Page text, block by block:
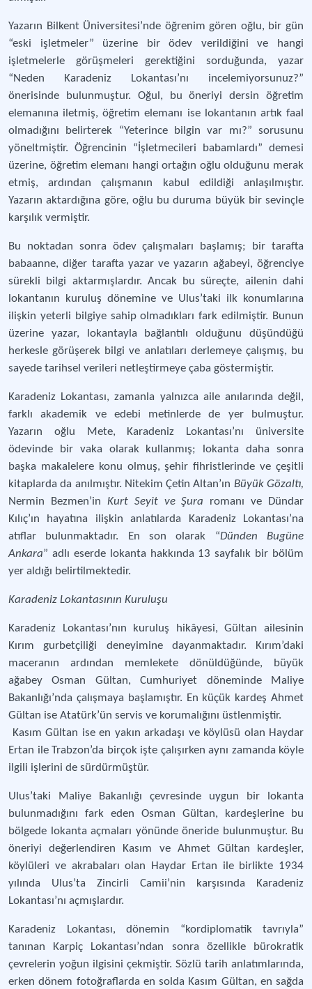
Yazarın Bilkent Üniversitesi’nde öğrenim gören oğlu, bir gün
“eski işletmeler” üzerine bir ödev verildiğini ve hangi
işletmelerle görüşmeleri gerektiğini sorduğunda, yazar
“Neden Karadeniz Lokantası’nı incelemiyorsunuz?”
önerisinde bulunmuştur. Oğul, bu öneriyi dersin öğretim
elemanına iletmiş, öğretim elemanı ise lokantanın artık faal
olmadığını belirterek “Yeterince bilgin var mı?” sorusunu
yöneltmiştir. Öğrencinin “İşletmecileri babamlardı” demesi
üzerine, öğretim elemanı hangi ortağın oğlu olduğunu merak
etmiş, ardından çalışmanın kabul edildiği anlaşılmıştır.
Yazarın aktardığına göre, oğlu bu duruma büyük bir sevinçle
karşılık vermiştir.
Bu noktadan sonra ödev çalışmaları başlamış; bir tarafta
babaanne, diğer tarafta yazar ve yazarın ağabeyi, öğrenciye
sürekli bilgi aktarmışlardır. Ancak bu süreçte, ailenin dahi
lokantanın kuruluş dönemine ve Ulus’taki ilk konumlarına
ilişkin yeterli bilgiye sahip olmadıkları fark edilmiştir. Bunun
üzerine yazar, lokantayla bağlantılı olduğunu düşündüğü
herkesle görüşerek bilgi ve anlatıları derlemeye çalışmış, bu
sayede tarihsel verileri netleştirmeye çaba göstermiştir.
Karadeniz Lokantası, zamanla yalnızca aile anılarında değil,
farklı akademik ve edebi metinlerde de yer bulmuştur.
Yazarın oğlu Mete, Karadeniz Lokantası’nı üniversite
ödevinde bir vaka olarak kullanmış; lokanta daha sonra
başka makalelere konu olmuş, şehir fihristlerinde ve çeşitli
kitaplarda da anılmıştır. Nitekim Çetin Altan’ın Büyük Gözaltı,
Nermin Bezmen’in Kurt Seyit ve Şura romanı ve Dündar
Kılıç’ın hayatına ilişkin anlatılarda Karadeniz Lokantası’na
atıflar bulunmaktadır. En son olarak “Dünden Bugüne
Ankara” adlı eserde lokanta hakkında 13 sayfalık bir bölüm
yer aldığı belirtilmektedir.
Karadeniz Lokantasının Kuruluşu
Karadeniz Lokantası’nın kuruluş hikâyesi, Gültan ailesinin
Kırım gurbetçiliği deneyimine dayanmaktadır. Kırım’daki
maceranın ardından memlekete dönüldüğünde, büyük
ağabey Osman Gültan, Cumhuriyet döneminde Maliye
Bakanlığı’nda çalışmaya başlamıştır. En küçük kardeş Ahmet
Gültan ise Atatürk’ün servis ve korumalığını üstlenmiştir.
Kasım Gültan ise en yakın arkadaşı ve köylüsü olan Haydar
Ertan ile Trabzon’da birçok işte çalışırken aynı zamanda köyle
ilgili işlerini de sürdürmüştür.
Ulus’taki Maliye Bakanlığı çevresinde uygun bir lokanta
bulunmadığını fark eden Osman Gültan, kardeşlerine bu
bölgede lokanta açmaları yönünde öneride bulunmuştur. Bu
öneriyi değerlendiren Kasım ve Ahmet Gültan kardeşler,
köylüleri ve akrabaları olan Haydar Ertan ile birlikte 1934
yılında Ulus’ta Zincirli Camii’nin karşısında Karadeniz
Lokantası’nı açmışlardır.
Karadeniz Lokantası, dönemin “kordiplomatik tavrıyla”
tanınan Karpiç Lokantası’ndan sonra özellikle bürokratik
çevrelerin yoğun ilgisini çekmiştir. Sözlü tarih anlatımlarında,
erken dönem fotoğraflarda en solda Kasım Gültan, en sağda